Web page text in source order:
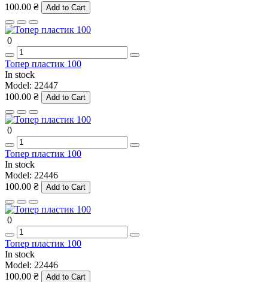
100.00 ₴
Add to Cart
0
Топер пластик 100
In stock
Model: 22447
100.00 ₴
Add to Cart
0
Топер пластик 100
In stock
Model: 22446
100.00 ₴
Add to Cart
0
Топер пластик 100
In stock
Model: 22446
100.00 ₴
Add to Cart